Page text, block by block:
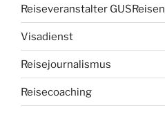
Reiseveranstalter GUSReisen
Visadienst
Reisejournalismus
Reisecoaching